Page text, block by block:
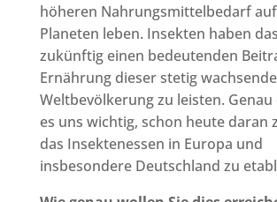
höheren Nahrungsmittelbedarf
Planeten leben. Insekten haben
zukünftig einen bedeutenden
Ernährung dieser stetig
Weltbevölkerung zu leisten.
es uns wichtig, schon heute daran
das Insektenessen in Europa und
insbesondere Deutschland zu